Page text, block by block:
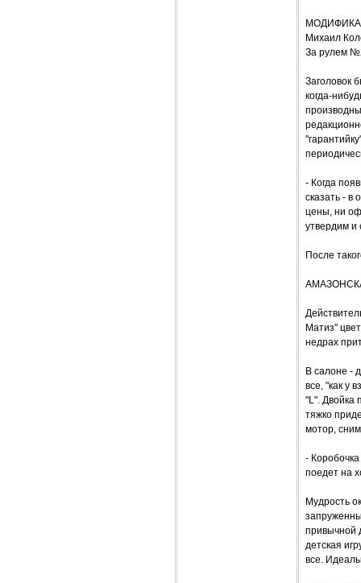
Михаил
За рулем
Заголовок
когда-
- Когда
сказать - в
цены, ни
утвердим и
После
Матиз"
недрах
В салоне -
все, "как у
"L". Двойка
тяжко
мотор,
-
поедет на
Мудрость
привычной
детская
все.